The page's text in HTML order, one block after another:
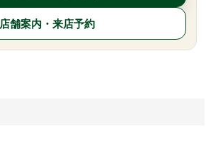
店舗案内・来店予約